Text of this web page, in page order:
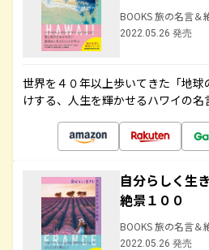
BOOKS 旅の名言＆
2022.05.26 発売
世界を４０年以上歩いてきた「地
けする、人生を輝かせるハワイの
自分らしく生
絶景１００
BOOKS 旅の名言＆
2022.05.26 発売